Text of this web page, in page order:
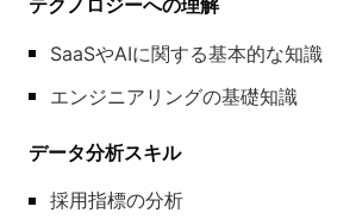
テクノロジーへの理解
SaaSやAIに関する基本的な知識
エンジニアリングの基礎知識
データ分析スキル
採用指標の分析